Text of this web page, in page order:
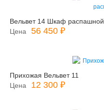
Вельвет 14 Шкаф распашной
Цена
56 450 ₽
Прихожая Вельвет 11
Цена
12 300 ₽